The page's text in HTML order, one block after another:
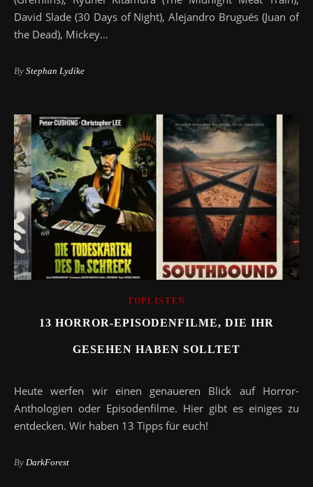
David Slade (30 Days of Night), Alejandro Brugués (Juan of
the Dead), Mickey…
By Stephan Lydike
TOPLISTEN
13 HORROR-EPISODENFILME, DIE IHR
GESEHEN HABEN SOLLTET
Heute werfen wir einen genaueren Blick auf Horror-
Anthologien oder Episodenfilme. Hier gibt es einiges zu
entdecken. Wir haben 13 Tipps für euch!
By DarkForest